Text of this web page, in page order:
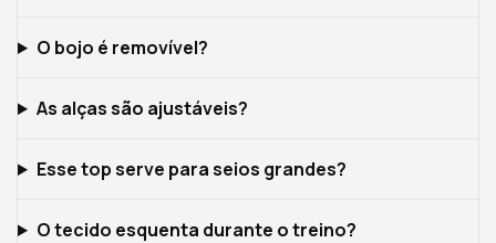
O bojo é removível?
As alças são ajustáveis?
Esse top serve para seios grandes?
O tecido esquenta durante o treino?